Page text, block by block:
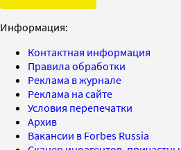
Информация:
Контактная информация
Правила обработки
Реклама в журнале
Реклама на сайте
Условия перепечатки
Архив
Вакансии в Forbes Russia